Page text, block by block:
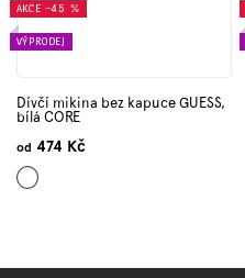
AKCE –45 %
VÝPRODEJ
Dívčí mikina bez kapuce GUESS,
bílá CORE
od 474 Kč
Bílá